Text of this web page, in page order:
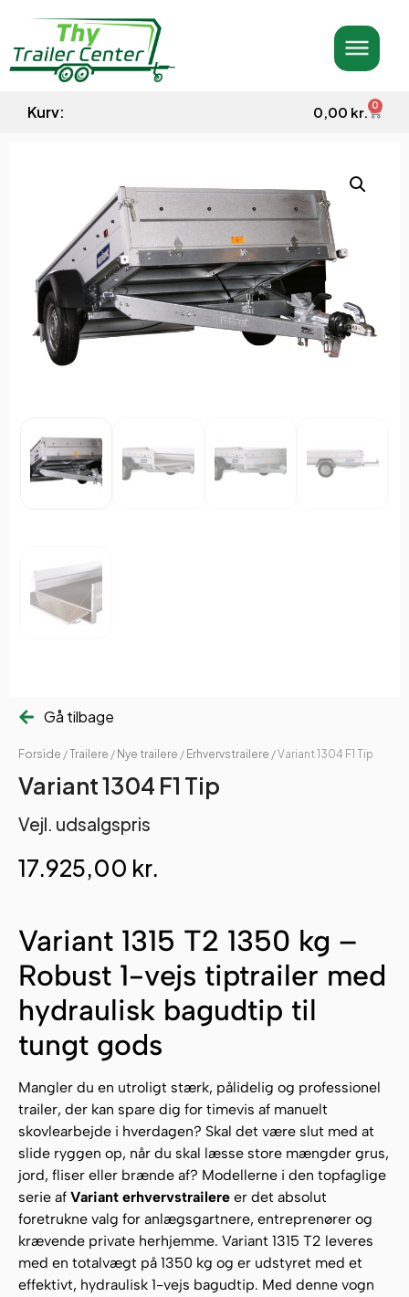
Kurv: 0,00 kr. 0
Gå tilbage
Forside /Trailere / Nye trailere / Erhvervstrailere / Variant 1304 F1 Tip
Variant 1304 F1 Tip
Vejl. udsalgspris
17.925,00 kr.
Variant 1315 T2 1350 kg –
Robust 1-vejs tiptrailer med
hydraulisk bagudtip til
tungt gods
Mangler du en utroligt stærk, pålidelig og professionel
trailer, der kan spare dig for timevis af manuelt
skovlearbejde i hverdagen? Skal det være slut med at
slide ryggen op, når du skal læsse store mængder grus,
jord, fliser eller brænde af? Modellerne i den topfaglige
serie af Variant erhvervstrailere er det absolut
foretrukne valg for anlægsgartnere, entreprenører og
krævende private herhjemme. Variant 1315 T2 leveres
med en totalvægt på 1350 kg og er udstyret med et
effektivt, hydraulisk 1-vejs bagudtip. Med denne vogn